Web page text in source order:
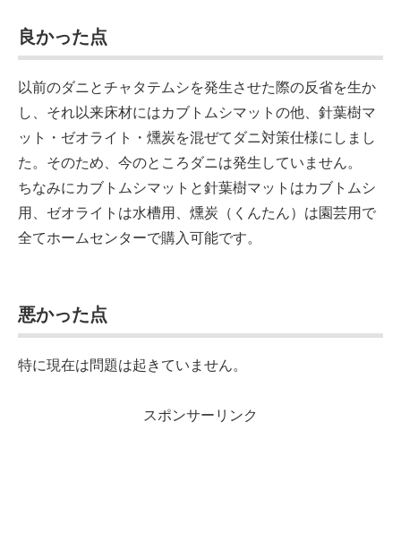
良かった点
以前のダニとチャタテムシを発生させた際の反省を生か
し、それ以来床材にはカブトムシマットの他、針葉樹マ
ット・ゼオライト・燻炭を混ぜてダニ対策仕様にしまし
た。そのため、今のところダニは発生していません。
ちなみにカブトムシマットと針葉樹マットはカブトムシ
用、ゼオライトは水槽用、燻炭（くんたん）は園芸用で
全てホームセンターで購入可能です。
悪かった点
特に現在は問題は起きていません。
スポンサーリンク